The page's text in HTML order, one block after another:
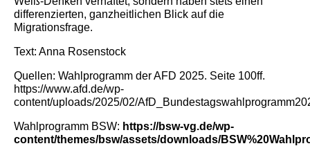
differenzierten, ganzheitlichen Blick auf die
Migrationsfrage.
Text: Anna Rosenstock
Quellen: Wahlprogramm der AFD 2025. Seite 100ff.
https://www.afd.de/wp-
content/uploads/2025/02/
Wahlprogramm BSW: https://bsw-vg.de/wp-
content/themes/bsw/assets/downloads/